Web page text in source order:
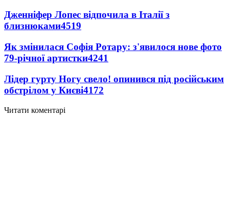
Дженніфер Лопес відпочила в Італії з
близнюками4519
Як змінилася Софія Ротару: з'явилося нове фото
79-річної артистки4241
Лідер гурту Ногу свело! опинився під російським
обстрілом у Києві4172
Читати коментарі